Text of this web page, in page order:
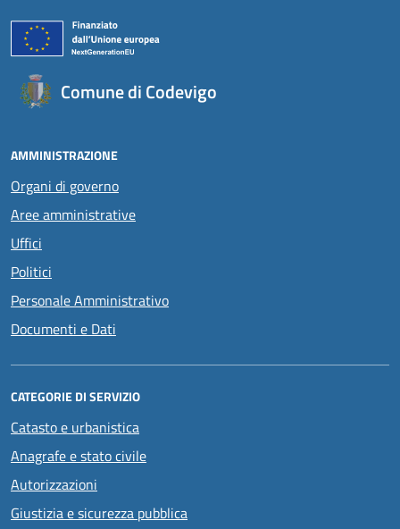
Comune di Codevigo
AMMINISTRAZIONE
Organi di governo
Aree amministrative
Uffici
Politici
Personale Amministrativo
Documenti e Dati
CATEGORIE DI SERVIZIO
Catasto e urbanistica
Anagrafe e stato civile
Autorizzazioni
Giustizia e sicurezza pubblica